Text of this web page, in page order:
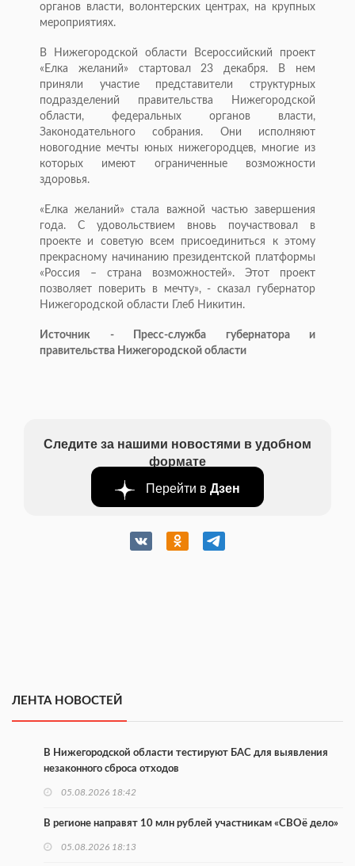
органов власти, волонтерских центрах, на крупных
мероприятиях.
В Нижегородской области Всероссийский проект
«Елка желаний» стартовал 23 декабря. В нем
приняли участие представители структурных
подразделений правительства Нижегородской
области, федеральных органов власти,
Законодательного собрания. Они исполняют
новогодние мечты юных нижегородцев, многие из
которых имеют ограниченные возможности
здоровья.
«Елка желаний» стала важной частью завершения
года. С удовольствием вновь поучаствовал в
проекте и советую всем присоединиться к этому
прекрасному начинанию президентской платформы
«Россия – страна возможностей». Этот проект
позволяет поверить в мечту», - сказал губернатор
Нижегородской области Глеб Никитин.
Источник - Пресс-служба губернатора и
правительства Нижегородской области
Следите за нашими новостями в удобном
формате
Перейти в Дзен
ЛЕНТА НОВОСТЕЙ
В Нижегородской области тестируют БАС для выявления
незаконного сброса отходов
05.08.2026 18:42
В регионе направят 10 млн рублей участникам «СВОё дело»
05.08.2026 18:13